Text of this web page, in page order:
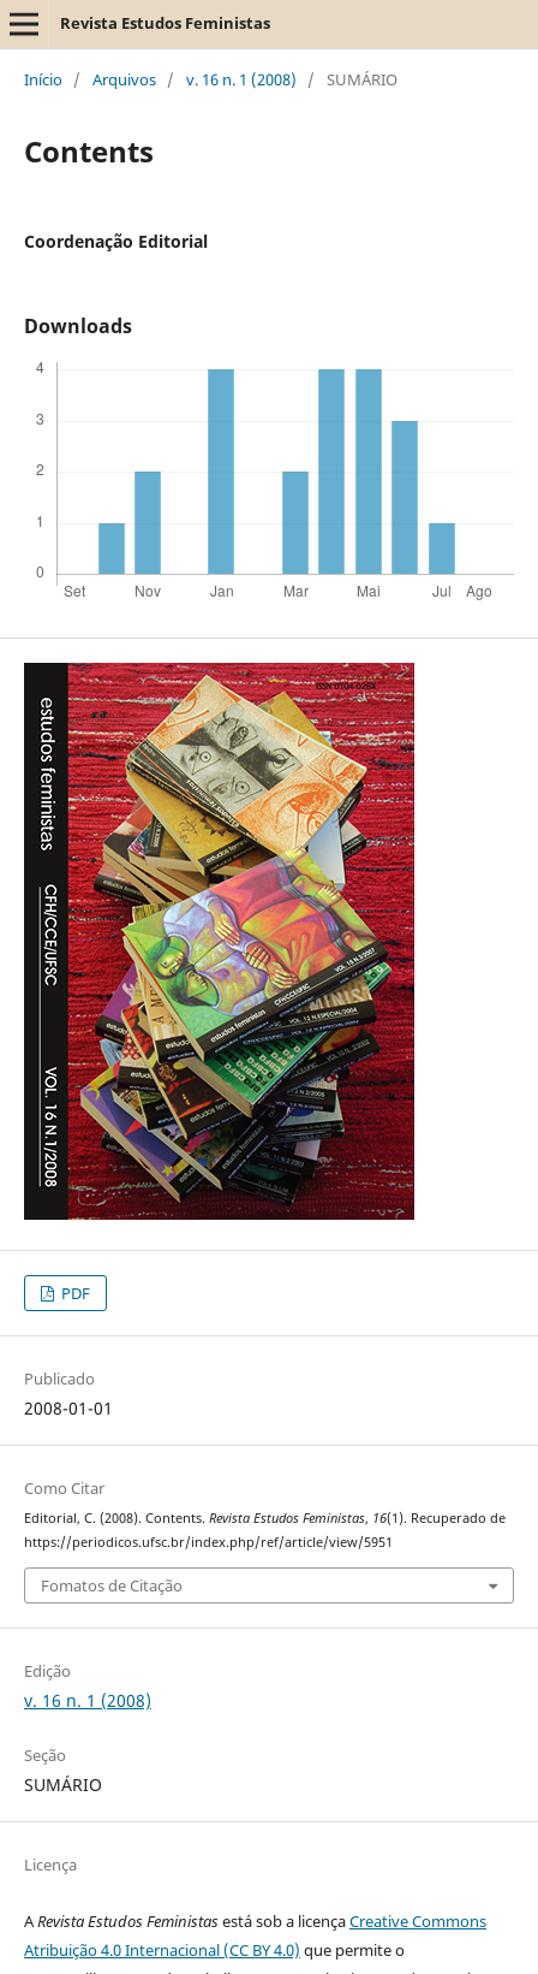
Revista Estudos Feministas
Início / Arquivos / v. 16 n. 1 (2008) / SUMÁRIO
Contents
Coordenação Editorial
Downloads
PDF
Publicado
2008-01-01
Como Citar
Editorial, C. (2008). Contents. Revista Estudos Feministas, 16(1). Recuperado de
https://periodicos.ufsc.br/index.php/ref/article/view/5951
Fomatos de Citação
Edição
v. 16 n. 1 (2008)
Seção
SUMÁRIO
Licença
ARevista Estudos Feministasestá sob a licençaCreative Commons
Atribuição 4.0 Internacional (CC BY 4.0) que permite o